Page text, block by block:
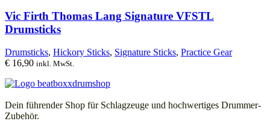
Vic Firth Thomas Lang Signature VFSTL
Drumsticks
Drumsticks, Hickory Sticks, Signature Sticks, Practice Gear
€ 16,90 inkl. MwSt.
Dein führender Shop für Schlagzeuge und hochwertiges Drummer-
Zubehör.